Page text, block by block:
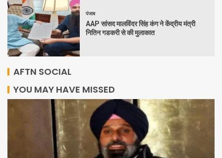
पंजाब
AAP सांसद मालविंदर सिंह कंग ने केंद्रीय मंत्री
नितिन गडकरी से की मुलाकात
AFTN SOCIAL
YOU MAY HAVE MISSED